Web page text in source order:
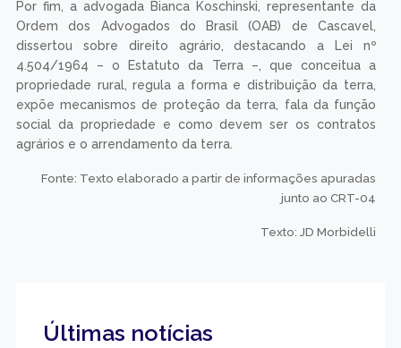
Por fim, a advogada Bianca Koschinski, representante da
Ordem dos Advogados do Brasil (OAB) de Cascavel,
dissertou sobre direito agrário, destacando a Lei nº
4.504/1964 – o Estatuto da Terra –, que conceitua a
propriedade rural, regula a forma e distribuição da terra,
expõe mecanismos de proteção da terra, fala da função
social da propriedade e como devem ser os contratos
agrários e o arrendamento da terra.
Fonte: Texto elaborado a partir de informações apuradas
junto ao CRT-04
Texto: JD Morbidelli
Últimas notícias